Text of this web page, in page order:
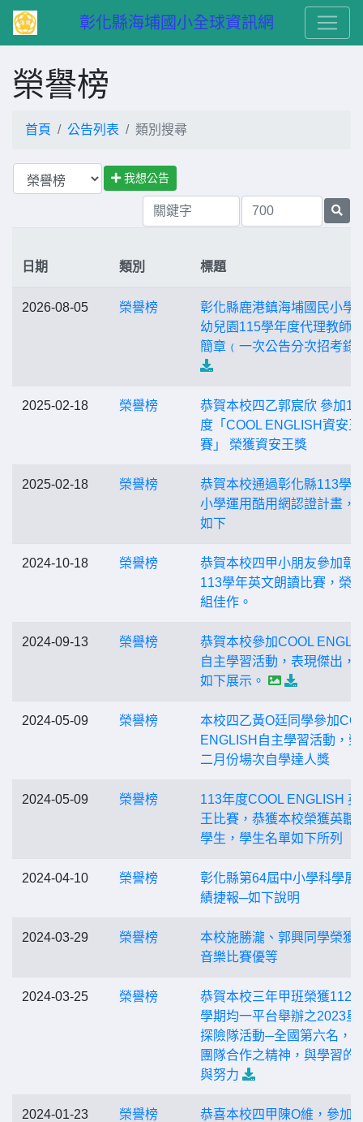
彰化縣海埔國小全球資訊網
榮譽榜
首頁 公告列表 類別搜尋
我想公告
日期 類別 標題
2026-08-05 榮譽榜
彰化縣鹿港鎮海埔國民小學
幼兒園115學年度代理教師
簡章﹙一次公告分次招考錄
2025-02-18 榮譽榜
恭賀本校四乙郭宸欣 參加
度「COOL ENGLISH資安
賽」 榮獲資安王獎
2025-02-18 榮譽榜
恭賀本校通過彰化縣113學
小學運用酷用網認證計畫，
如下
2024-10-18 榮譽榜
恭賀本校四甲小朋友參加彰
113學年英文朗讀比賽，榮
組佳作。
2024-09-13 榮譽榜
恭賀本校參加COOL
自主學習活動，表現傑出，
如下展示。
2024-05-09 榮譽榜
本校四乙黃O廷同學參加
ENGLISH自主學習活動，
二月份場次自學達人獎
2024-05-09 榮譽榜
113年度COOL ENGLISH 英
王比賽，恭獲本校榮獲英聽
學生，學生名單如下所列
2024-04-10 榮譽榜
彰化縣第64屆中小學科學展
績捷報─如下說明
2024-03-29 榮譽榜
本校施勝瀧、郭興同學榮獲
音樂比賽優等
2024-03-25 榮譽榜
恭賀本校三年甲班榮獲112
學期均一平台舉辦之2023星
探險隊活動─全國第六名，
團隊合作之精神，與學習的
與努力
2024-01-23 榮譽榜
恭喜本校四甲陳O維，參加